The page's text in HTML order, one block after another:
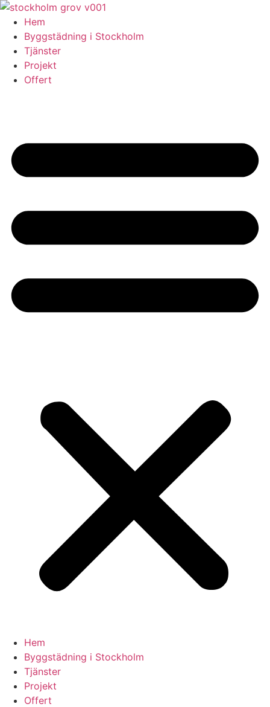
Skip
content
Hem
Byggstädning i Stockholm
Tjänster
Projekt
Offert
Hem
Byggstädning i Stockholm
Tjänster
Projekt
Offert